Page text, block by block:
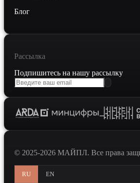
Блог
Рассылка
Подпишитесь на нашу рассылку
© 2025-2026 МАЙПЛ. Все права
RU EN